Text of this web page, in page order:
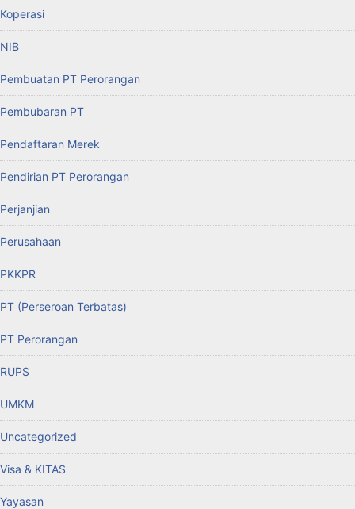
Koperasi
NIB
Pembuatan PT Perorangan
Pembubaran PT
Pendaftaran Merek
Pendirian PT Perorangan
Perjanjian
Perusahaan
PKKPR
PT (Perseroan Terbatas)
PT Perorangan
RUPS
UMKM
Uncategorized
Visa & KITAS
Yayasan